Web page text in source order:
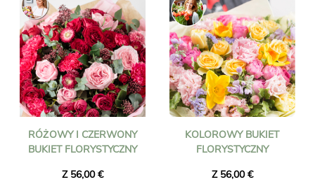
RÓŻOWY I CZERWONY
BUKIET FLORYSTYCZNY
Z 56,00 €
KOLOROWY BUKIET
FLORYSTYCZNY
Z 56,00 €